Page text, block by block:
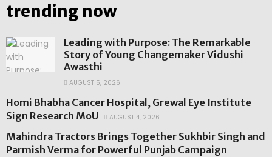
trending now
Leading with Purpose: The Remarkable
Story of Young Changemaker Vidushi
Awasthi
AUGUST 5, 2026
Homi Bhabha Cancer Hospital, Grewal Eye Institute
Sign Research MoU
AUGUST 4, 2026
Mahindra Tractors Brings Together Sukhbir Singh and
Parmish Verma for Powerful Punjab Campaign